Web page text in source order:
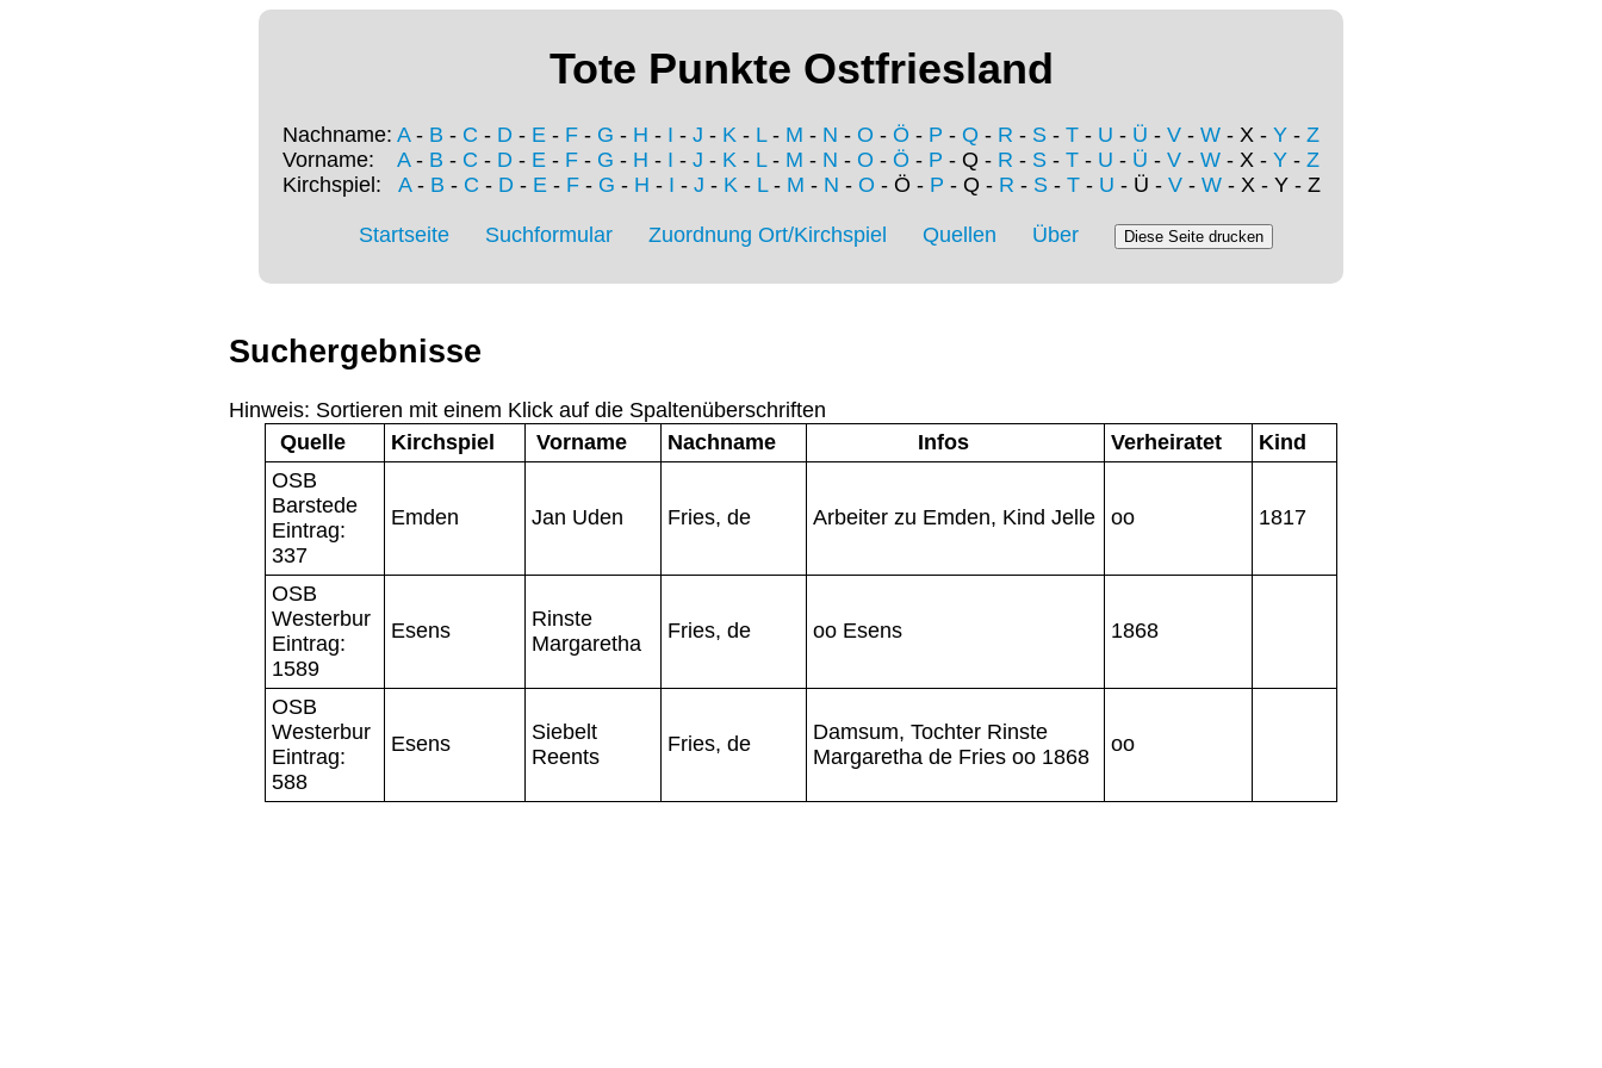
Tote Punkte Ostfriesland
Nachname: A- B - C - D - E - F - G - H - I - J - K - L- M - N - O - Ö - P - Q - R - S - T - U - Ü - V - W - X - Y - Z
Vorname: A- B - C - D - E - F - G - H - I - J - K - L- M - N - O - Ö - P - Q - R - S - T - U - Ü - V - W - X - Y - Z
Kirchspiel: A- B - C - D- E- F- G - H - I - J - K- L- M - N - O - Ö - P - Q - R - S- T- U - Ü - V- W- X - Y - Z
Startseite Suchformular Zuordnung Ort/Kirchspiel Quellen Über
Suchergebnisse
Hinweis: Sortieren mit einem Klick auf die Spaltenüberschriften
Quelle
Kirchspiel Vorname Nachname Infos Verheiratet
Kind
OSB
Barstede
Eintrag:
337
Emden Jan Uden Fries, de Arbeiter zu Emden, Kind Jelle oo 1817
OSB
Westerbur
Eintrag:
1589
Esens
Rinste
Margaretha
Fries, de oo Esens 1868
OSB
Westerbur
Eintrag:
588
Esens
Siebelt
Reents
Fries, de
Damsum, Tochter Rinste
Margaretha de Fries oo 1868
oo